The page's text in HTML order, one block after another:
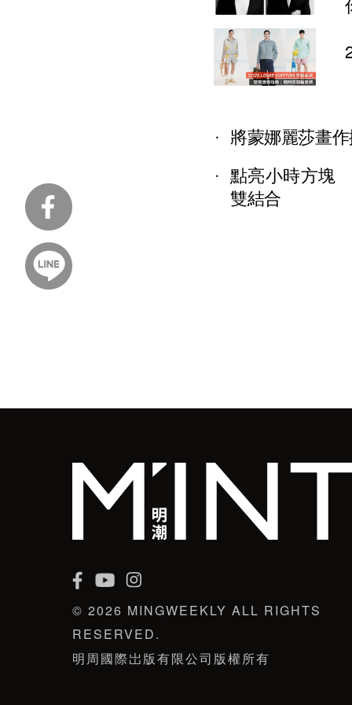
將蒙娜麗莎畫
點亮小時方塊
雙結合
© 2026 MINGWEEKLY ALL RIGHTS
RESERVED.
明周國際岀版有限公司版權所有